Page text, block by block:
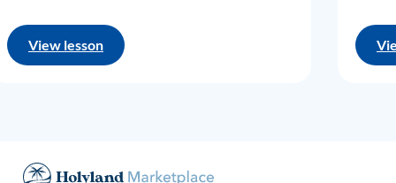
وليس
هنا،
View lesson